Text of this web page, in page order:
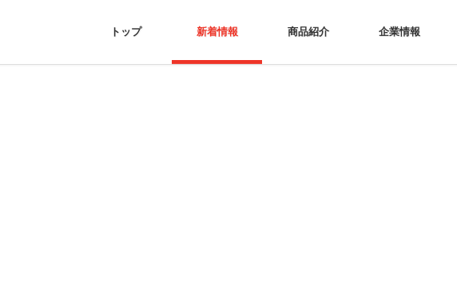
トップ 新着情報 商品紹介 企業情報